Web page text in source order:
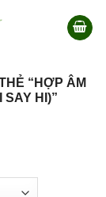
“HỢP ÂM
HI)”